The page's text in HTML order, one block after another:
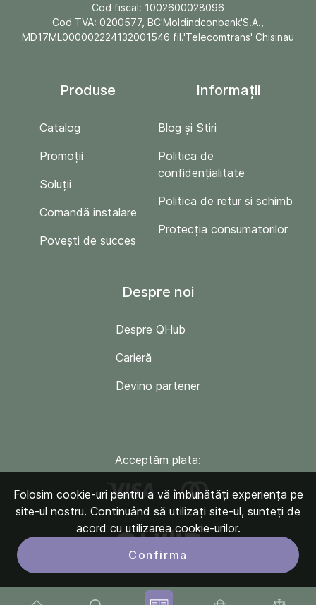
Cod fiscal: 1002600028096
Cod TVA: 0200577, BC'Moldindconbank'S.A.,
MD17ML000002224132001546 fil.'Telecomtrans' Chisinau
Produse
Catalog
Promoții
Soluții
Comandă instalare
Povești de succes
Informații
Blog și Stiri
Politica de
confidențialitate
Politica de retur si schimb
Protecția consumatorilor
Despre noi
Despre QHub
Carieră
Devino partener
Acceptăm plata:
Folosim cookie-uri pentru a vă îmbunătăți experiența pe
site-ul nostru. Continuând să utilizați site-ul, sunteți de
acord cu utilizarea cookie-urilor.
Confirma